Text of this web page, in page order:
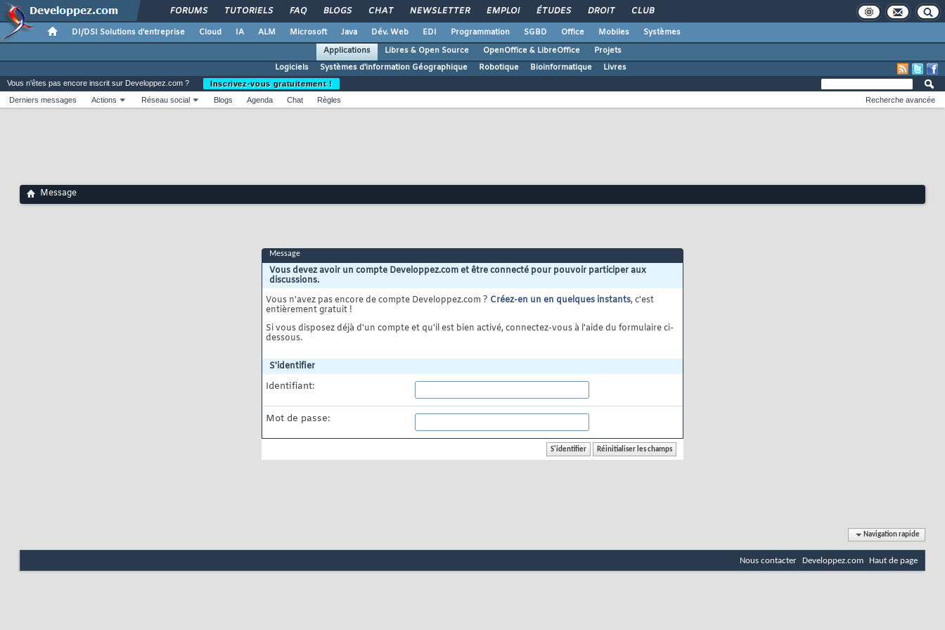
FORUMS TUTORIELS FAQ BLOGS CHAT NEWSLETTER EMPLOI ÉTUDES DROIT CLUB
DI/DSI Solutions d'entreprise Cloud IA ALM Microsoft Java Dév. Web EDI Programmation SGBD Office Mobiles
Systèmes
Applications
Libres & Open Source OpenOffice & LibreOffice
Projets
Logiciels
Systèmes d'information Géographique Robotique Bioinformatique Livres
Vous n'êtes pas encore inscrit sur Developpez.com ?
Inscrivez-vous gratuitement !
Derniers messages
Actions Réseau social Blogs Agenda Chat Règles Recherche avancée
Message
Message
Vous devez avoir un compte Developpez.com et être connecté pour pouvoir participer aux
discussions.
Vous n'avez pas encore de compte Developpez.com ? Créez-en un en quelques instants, c'est
entièrement gratuit !
Si vous disposez déjà d'un compte et qu'il est bien activé, connectez-vous à l'aide du formulaire ci-
dessous.
S'identifier
Identifiant:
Mot de passe:
Navigation rapide
Nous contacter Developpez.com Haut de page